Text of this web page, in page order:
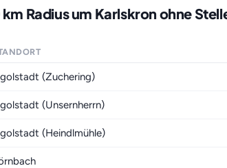
Radius um Karlskron ohne
(Zuchering)
(Unsernherrn)
(Heindlmühle)